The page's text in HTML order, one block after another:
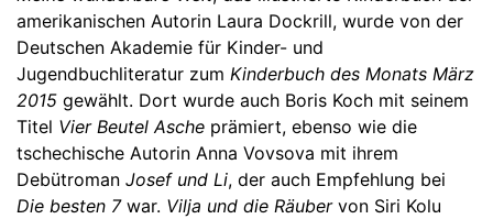
amerikanischen Autorin Laura Dockrill, wurde von der
Deutschen Akademie für Kinder- und
Jugendbuchliteratur zum Kinderbuch des Monats März
2015 gewählt. Dort wurde auch Boris Koch mit seinem
Titel Vier Beutel Asche prämiert, ebenso wie die
tschechische Autorin Anna Vovsova mit ihrem
Debütroman Josef und Li, der auch Empfehlung bei
Die besten 7war. Vilja und die Räubervon Siri Kolu